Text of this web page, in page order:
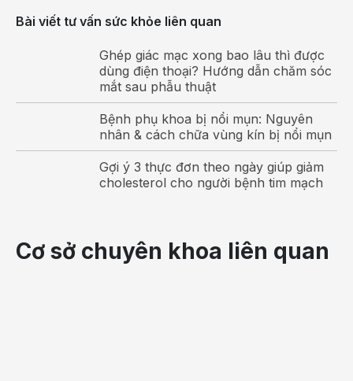
Đeo niềng răng hoặc răng bị vỡ có cạnh sắc nhọn;
Sử dụng thuốc lá dạng nhai;
Ăn hoặc uống đồ quá nóng;
Bị bệnh viêm lợi hoặc nhiễm trùng miệng;
Mẫn cảm với một số loại thức ăn hoặc thuốc;
Bị ảnh hưởng bởi những bệnh tự miễn dịch làm
Khi uống một số loại thuốc như kháng sinh, thuốc
Bài viết tư vấn sức khỏe liên quan
Ghép giác mạc xong bao lâu thì được
dùng điện thoại? Hướng dẫn chăm sóc
mắt sau phẫu thuật
Bệnh phụ khoa bị nổi mụn: Nguyên
nhân & cách chữa vùng kín bị nổi mụn
Gợi ý 3 thực đơn theo ngày giúp giảm
cholesterol cho người bệnh tim mạch
Cơ sở chuyên khoa liên quan